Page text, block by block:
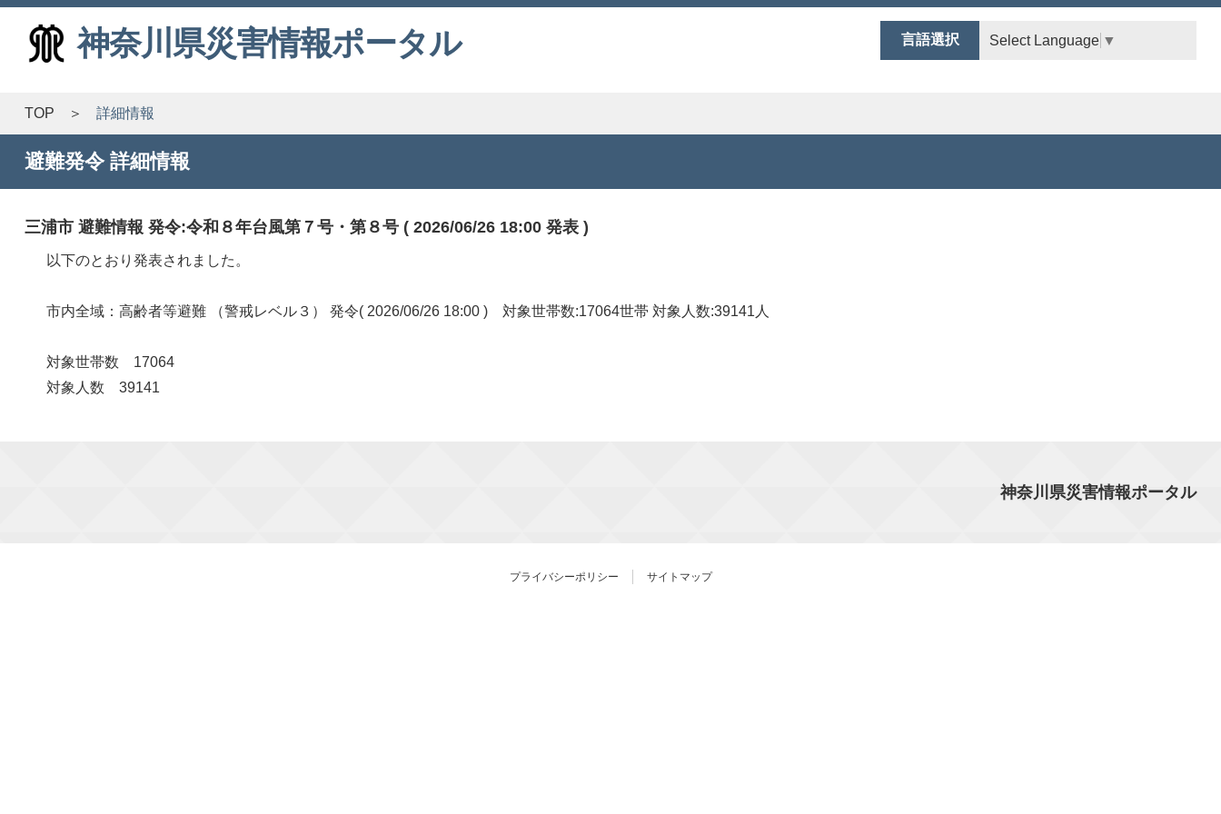
言語選択 Select Language ▼
神奈川県災害情報ポータル
TOP 詳細情報
避難発令 詳細情報
三浦市 避難情報 発令:令和８年台風第７号・第８号 ( 2026/06/26 18:00 発表 )
以下のとおり発表されました。
市内全域：高齢者等避難 （警戒レベル３） 発令( 2026/06/26 18:00 ) 対象世帯数:17064世帯 対象人数:39141人
対象世帯数 17064
対象人数 39141
神奈川県災害情報ポータル
プライバシーポリシー サイトマップ